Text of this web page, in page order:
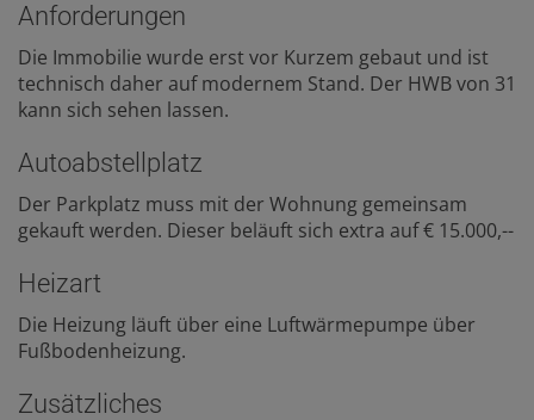
Anforderungen
Die Immobilie wurde erst vor Kurzem gebaut und ist
technisch daher auf modernem Stand. Der HWB von 31
kann sich sehen lassen.
Autoabstellplatz
Der Parkplatz muss mit der Wohnung gemeinsam
gekauft werden. Dieser beläuft sich extra auf € 15.000,--
Heizart
Die Heizung läuft über eine Luftwärmepumpe über
Fußbodenheizung.
Zusätzliches